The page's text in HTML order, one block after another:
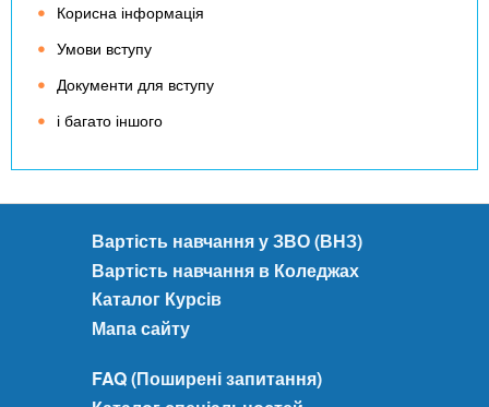
Корисна інформація
Умови вступу
Документи для вступу
і багато іншого
Вартість навчання у ЗВО (ВНЗ)
Вартість навчання в Коледжах
Каталог Курсів
Мапа сайту
FAQ (Поширені запитання)